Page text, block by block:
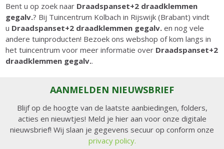
Bent u op zoek naar Draadspanset+2 draadklemmen
gegalv.? Bij Tuincentrum Kolbach in Rijswijk (Brabant) vindt
u Draadspanset+2 draadklemmen gegalv. en nog vele
andere tuinproducten! Bezoek ons webshop of kom langs in
het tuincentrum voor meer informatie over Draadspanset+2
draadklemmen gegalv..
AANMELDEN NIEUWSBRIEF
Blijf op de hoogte van de laatste aanbiedingen, folders,
acties en nieuwtjes! Meld je hier aan voor onze digitale
nieuwsbrief! Wij slaan je gegevens secuur op conform onze
privacy policy.